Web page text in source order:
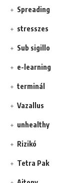
Spreading
stresszes
Sub sigillo
e-learning
terminál
Vazallus
unhealthy
Rizikó
Tetra Pak